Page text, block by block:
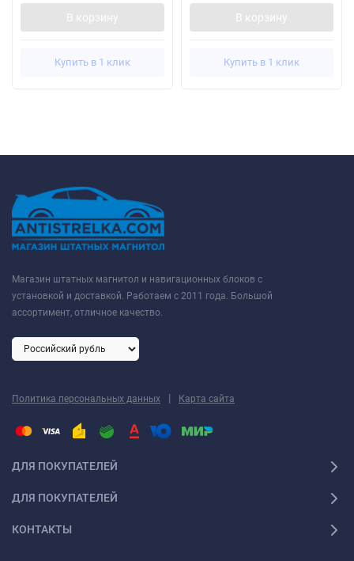
В корзину
Купить в 1 клик
В корзину
Купить в 1 клик
Магазин штатных магнитол и навигационных блоков с
установкой и доставкой. Работаем с 2011 года. Большой
ассортимент, отличное качество.
Политика персональных данных | Карта сайта
ДЛЯ ПОКУПАТЕЛЕЙ
ДЛЯ ПОКУПАТЕЛЕЙ
КОНТАКТЫ